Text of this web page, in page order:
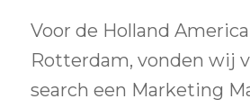
Voor de Holland
Rotterdam, vonden wij
search een Marketing